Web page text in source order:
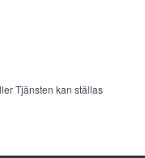
Tjänsten kan ställas